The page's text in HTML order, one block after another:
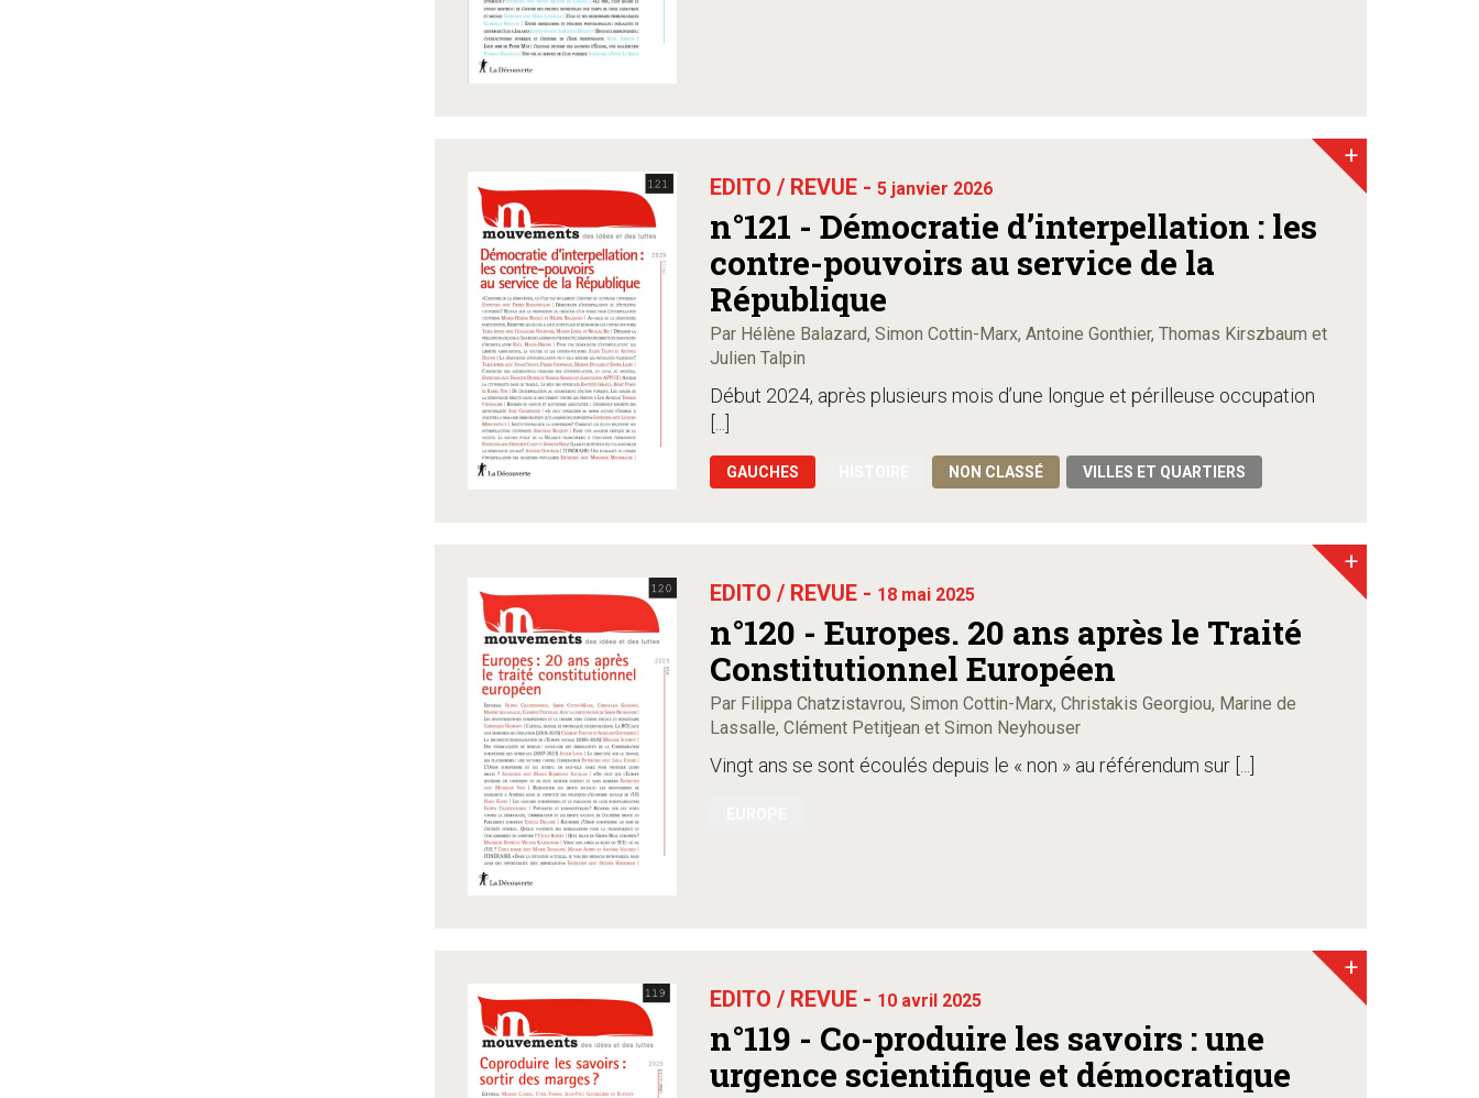
EDITO / REVUE - 5 janvier 2026
n°121 - Démocratie d’interpellation : les
contre-pouvoirs au service de la
République
Par Hélène Balazard, Simon Cottin-Marx, Antoine Gonthier, Thomas Kirszbaum et
Julien Talpin
Début 2024, après plusieurs mois d’une longue et périlleuse occupation
[...]
GAUCHES NON CLASSÉ VILLES ET QUARTIERS
+
EDITO / REVUE - 18 mai 2025
n°120 - Europes. 20 ans après le Traité
Constitutionnel Européen
Par Filippa Chatzistavrou, Simon Cottin-Marx, Christakis Georgiou, Marine de
Lassalle, Clément Petitjean et Simon Neyhouser
Vingt ans se sont écoulés depuis le « non » au référendum sur [...]
+
EDITO / REVUE - 10 avril 2025
n°119 - Co-produire les savoirs : une
urgence scientifique et démocratique
+